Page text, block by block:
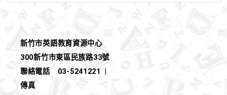
新竹市英語教育資源中心
300新竹市東區民族路33號
聯絡電話
03-5241221
傳真